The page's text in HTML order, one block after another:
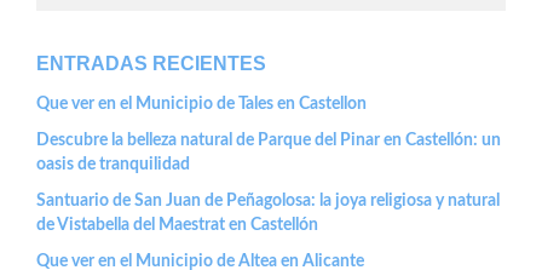
ENTRADAS RECIENTES
Que ver en el Municipio de Tales en Castellon
Descubre la belleza natural de Parque del Pinar en Castellón: un
oasis de tranquilidad
Santuario de San Juan de Peñagolosa: la joya religiosa y natural
de Vistabella del Maestrat en Castellón
Que ver en el Municipio de Altea en Alicante